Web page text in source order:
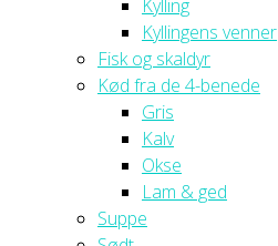
Kylling
Kyllingens venner
Fisk og skaldyr
Kød fra de 4-benede
Gris
Kalv
Okse
Lam & ged
Suppe